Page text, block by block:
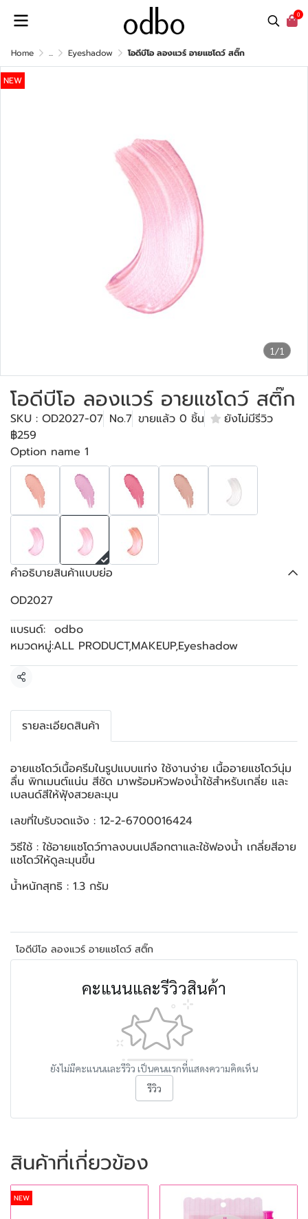
0
Home ... Eyeshadow โอดีบีโอ ลองแวร์ อายแชโดว์ สติ๊ก
1/1
NEW
โอดีบีโอ ลองแวร์ อายแชโดว์ สติ๊ก
SKU : OD2027-07 No.7 ขายแล้ว 0 ชิ้น
ยังไม่มีรีวิว
฿259
Option name 1
คำอธิบายสินค้าแบบย่อ
OD2027
แบรนด์: odbo
หมวดหมู่:ALL PRODUCT,MAKEUP,Eyeshadow
แชร์
รายละเอียดสินค้า
อายแชโดว์เนื้อครีมในรูปแบบแท่ง ใช้งานง่าย เนื้ออายแชโดว์นุ่ม
ลื่น พิกเมนต์แน่น สีชัด มาพร้อมหัวฟองน้ำใช้สำหรับเกลี่ย และ
เบลนด์สีให้ฟุ้งสวยละมุน
เลขที่ใบรับจดแจ้ง : 12-2-6700016424
วิธีใช้ : ใช้อายแชโดว์ทาลงบนเปลือกตาและใช้ฟองน้ำ เกลี่ยสีอาย
แชโดว์ให้ดูละมุนขึ้น
น้ำหนักสุทธิ : 1.3 กรัม
โอดีบีโอ ลองแวร์ อายแชโดว์ สติ๊ก
คะแนนและรีวิวสินค้า
ยังไม่มีคะแนนและรีวิว เป็นคนแรกที่แสดงความคิดเห็น
รีวิว
สินค้าที่เกี่ยวข้อง
NEW